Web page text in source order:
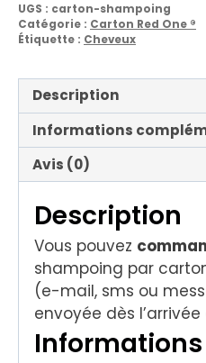
UGS : carton-shampoing
Catégorie : Carton Red One ®
Étiquette : Cheveux
Description
Informations
Avis (0)
Description
Vous pouvez
shampoing par
(e-mail, sms ou
envoyée dès
Informations